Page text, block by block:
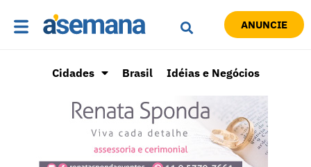
ANUNCIE
Cidades Brasil Idéias e Negócios